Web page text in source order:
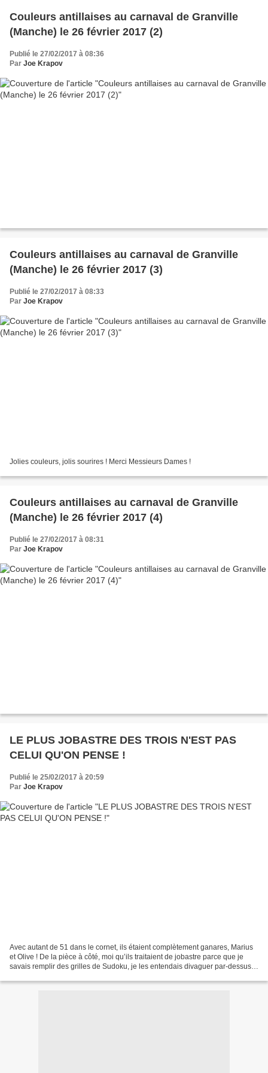
Couleurs antillaises au carnaval de Granville
(Manche) le 26 février 2017 (2)
Publié le 27/02/2017 à 08:36
Par Joe Krapov
Couleurs antillaises au carnaval de Granville
(Manche) le 26 février 2017 (3)
Publié le 27/02/2017 à 08:33
Par Joe Krapov
Jolies couleurs, jolis sourires ! Merci Messieurs Dames !
Couleurs antillaises au carnaval de Granville
(Manche) le 26 février 2017 (4)
Publié le 27/02/2017 à 08:31
Par Joe Krapov
LE PLUS JOBASTRE DES TROIS N'EST PAS
CELUI QU'ON PENSE !
Publié le 25/02/2017 à 20:59
Par Joe Krapov
Avec autant de 51 dans le cornet, ils étaient complètement ganares, Marius
et Olive ! De la pièce à côté, moi qu’ils traitaient de jobastre parce que je
savais remplir des grilles de Sudoku, je les entendais divaguer par-dessus